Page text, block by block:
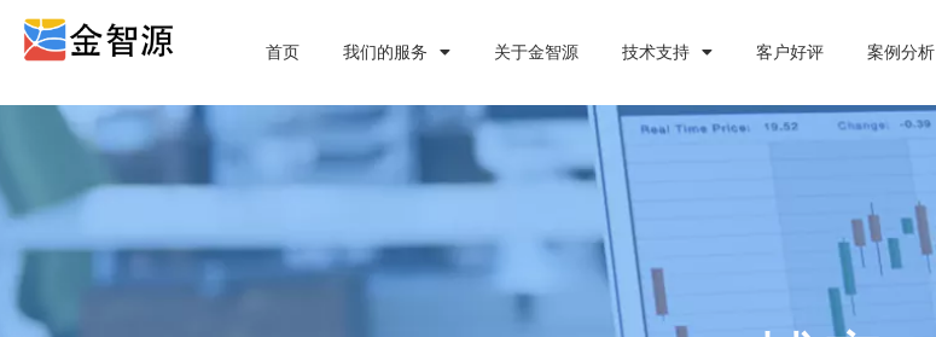
首页 我们的服务 关于金智源 技术支持 客户好评 案例分析